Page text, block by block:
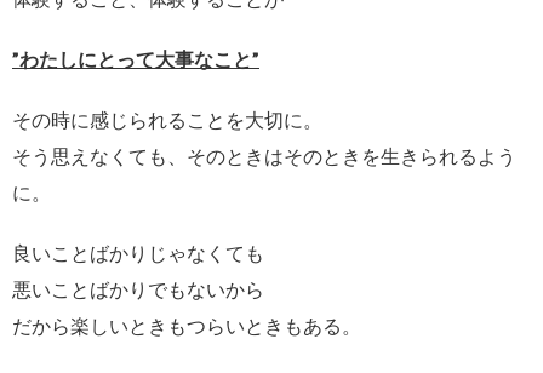
”わたしにとって大事なこと”
その時に感じられることを大切に。
そう思えなくても、そのときはそのときを生きられるよう
に。
良いことばかりじゃなくても
悪いことばかりでもないから
だから楽しいときもつらいときもある。